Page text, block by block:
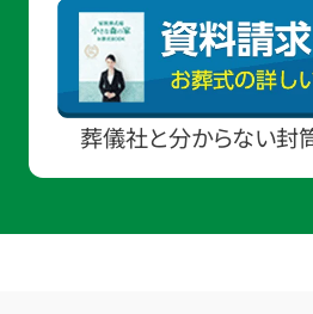
葬儀社と分からない封